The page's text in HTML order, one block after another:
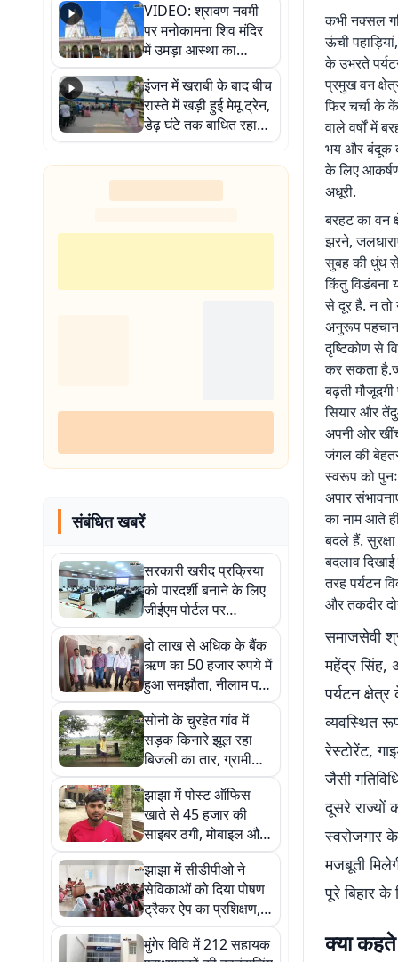
VIDEO: श्रावण नवमी
पर मनोकामना शिव मंदिर
में उमड़ा आस्था का
सैलाब, हर-हर महादेव के
जयघोष से गूंजा परिसर
इंजन में खराबी के बाद बीच
रास्ते में खड़ी हुई मेमू ट्रेन,
डेढ़ घंटे तक बाधित रहा
आवागमन
संबंधित खबरें
सरकारी खरीद प्रक्रिया
को पारदर्शी बनाने के लिए
जीईएम पोर्टल पर
अधिकारियों को दिया गया
प्रशिक्षण
दो लाख से अधिक के बैंक
ऋण का 50 हजार रुपये में
हुआ समझौता, नीलाम पत्र
न्यायालय में बनी सहमति
सोनो के चुरहेत गांव में
सड़क किनारे झूल रहा
बिजली का तार, ग्रामीणों
ने जताई हादसे की आशंका
झाझा में पोस्ट ऑफिस
खाते से 45 हजार की
साइबर ठगी, मोबाइल और
खाता हैक करने का आरोप
झाझा में सीडीपीओ ने
सेविकाओं को दिया पोषण
ट्रैकर ऐप का प्रशिक्षण,
बच्चों और गर्भवती
महिलाओं पर विशेष ध्यान
मुंगेर विवि में 212 सहायक
कभी नक्सल
ऊंची
के उभरते
प्रमुख वन
फिर चर्चा के
वाले वर्षों में
भय और बंदूक
के लिए
अधूरी.
बरहट का वन
झरने,
सुबह की धुंध से
किंतु विडंबना
से दूर है. न तो
अनुरूप पहचान
दृष्टिकोण से
कर सकता
बढ़ती
सियार और
अपनी ओर
जंगल की
स्वरूप को
अपार
का नाम आते
बदले हैं.
बदलाव
तरह पर्यटन
और तकदीर
समाजसेवी
महेंद्र सिंह,
पर्यटन
व्यवस्थित
रेस्टोरेंट,
जैसी
दूसरे राज्यों
स्वरोजगार
मजबूती
पूरे बिहार
क्या